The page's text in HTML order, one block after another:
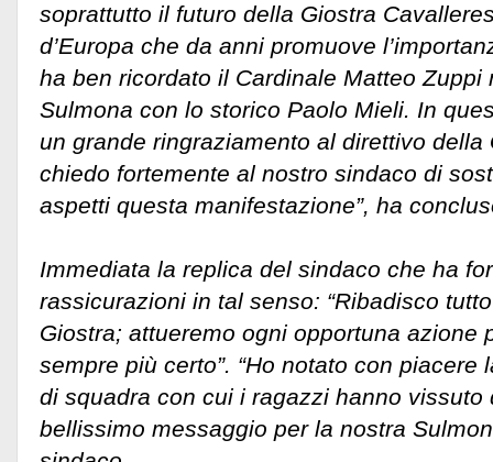
soprattutto il futuro della Giostra
d’Europa che da anni promuove
ha ben ricordato il Cardinale Matteo Zuppi
Sulmona con lo storico Paolo Mieli. In
un grande ringraziamento al direttivo della
chiedo fortemente al nostro sindaco di
aspetti questa manifestazione”, ha
Immediata la replica del sindaco che ha
rassicurazioni in tal senso: “Ribadisco
Giostra; attueremo ogni opportuna azione
sempre più certo”. “Ho notato con piacere
di squadra con cui i ragazzi hanno vissuto
bellissimo messaggio per la nostra